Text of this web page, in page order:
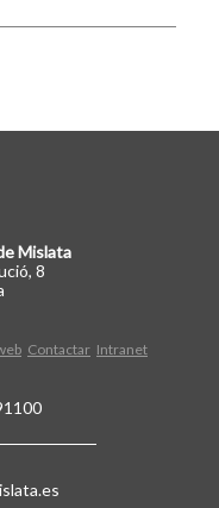
Mislata
8
Contactar Intranet